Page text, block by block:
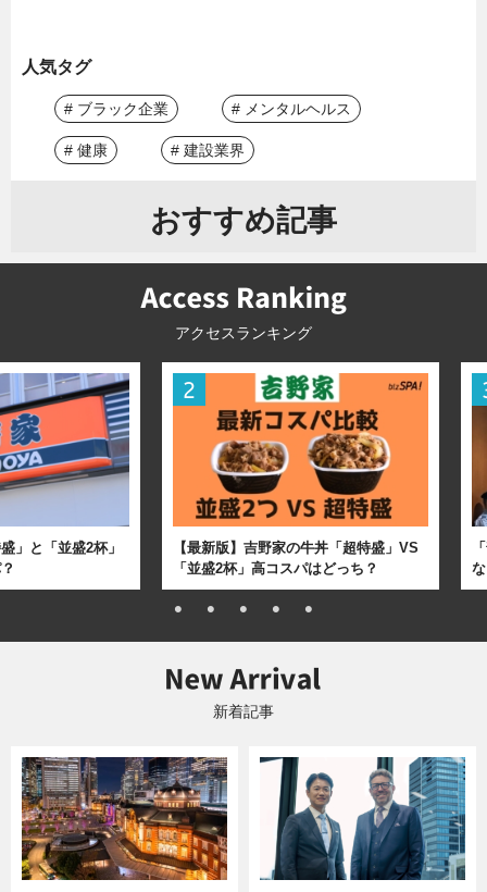
人気タグ
# ブラック企業 # メンタルヘルス
# 健康 # 建設業界
おすすめ記事
アクセスランキング
」と「並盛2杯」
【最新版】吉野家の牛丼「超特盛」VS
「並盛2杯」高コスパはどっち？
新着記事